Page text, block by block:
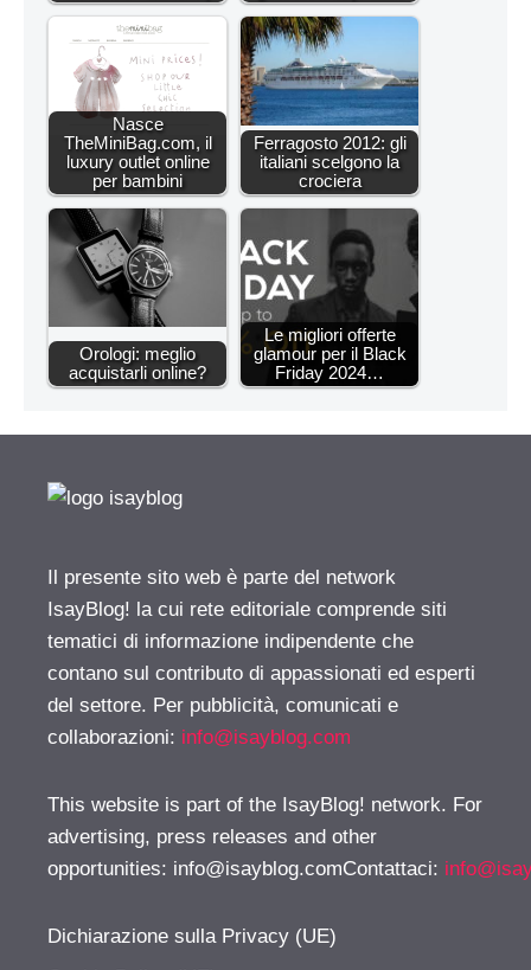
Nasce
TheMiniBag.com, il
luxury outlet online
per bambini
Ferragosto 2012: gli
italiani scelgono la
crociera
Orologi: meglio
acquistarli online?
Le migliori offerte
glamour per il Black
Friday 2024…
Il presente sito web è parte del network
IsayBlog! la cui rete editoriale comprende siti
tematici di informazione indipendente che
contano sul contributo di appassionati ed esperti
del settore. Per pubblicità, comunicati e
collaborazioni: info@isayblog.com
This website is part of the IsayBlog! network. For
advertising, press releases and other
opportunities: info@isayblog.comContattaci:
Dichiarazione sulla Privacy (UE)